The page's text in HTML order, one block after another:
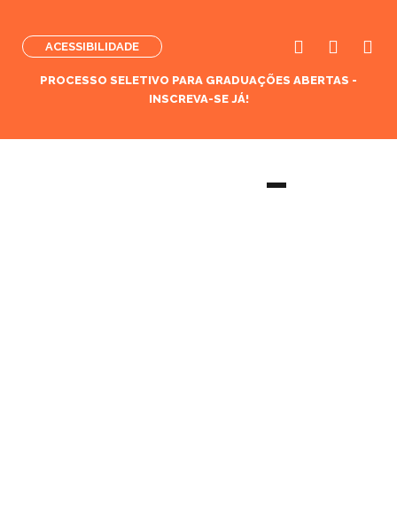
ACESSIBILIDADE
PROCESSO SELETIVO PARA GRADUAÇÕES ABERTAS -
INSCREVA-SE JÁ!